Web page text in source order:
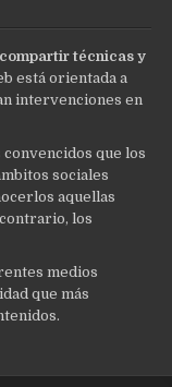
técnicas y
está orientada a
intervenciones en
que los
sociales
aquellas
los
medios
que más